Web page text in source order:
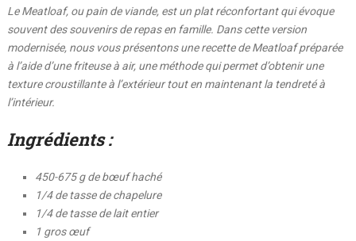
Le Meatloaf, ou pain de viande, est un plat réconfortant qui évoque
souvent des souvenirs de repas en famille. Dans cette version
modernisée, nous vous présentons une recette de Meatloaf préparée
à l’aide d’une friteuse à air, une méthode qui permet d’obtenir une
texture croustillante à l’extérieur tout en maintenant la tendreté à
l’intérieur.
Ingrédients :
450-675 g de bœuf haché
1/4 de tasse de chapelure
1/4 de tasse de lait entier
1 gros œuf